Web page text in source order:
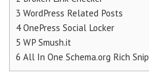
3 WordPress Related Posts
4OnePress Social Locker
5 WP Smush.it
6 All In One Schema.org Rich